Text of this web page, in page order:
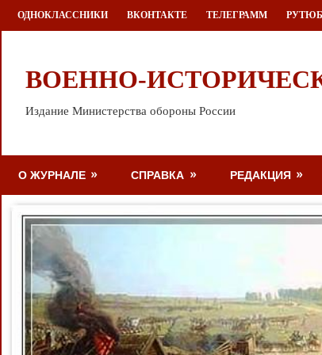
Перейти
к
ОДНОКЛАССНИКИ ВКОНТАКТЕ ТЕЛЕГРАММ РУТЮБ
ВОЕННО-
Издание Министерства обороны России
О ЖУРНАЛЕ СПРАВКА РЕДАКЦИЯ